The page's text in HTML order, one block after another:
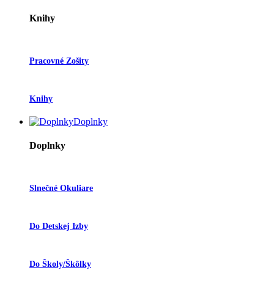
Knihy
Pracovné Zošity
Knihy
Doplnky
Doplnky
Slnečné Okuliare
Do Detskej Izby
Do Školy/škôlky